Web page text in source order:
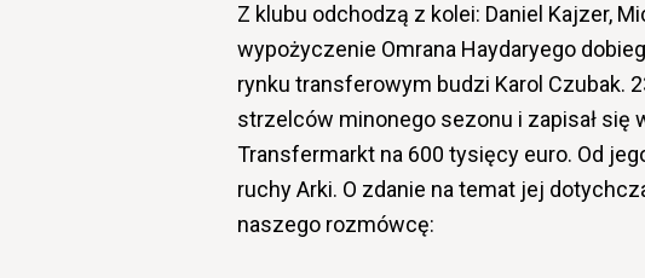
Z klubu odchodzą z kolei: Daniel Kajzer,
wypożyczenie Omrana Haydaryego
rynku transferowym budzi Karol Czubak.
strzelców minonego sezonu i zapisał się
Transfermarkt na 600 tysięcy euro. Od
ruchy Arki. O zdanie na temat jej
naszego rozmówcę: